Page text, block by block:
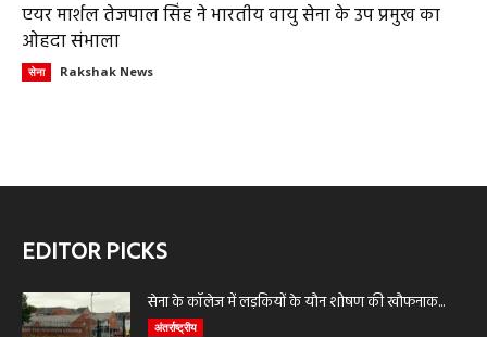
एयर मार्शल तेजपाल सिंह ने भारतीय वायु सेना के उप प्रमुख का
ओहदा संभाला
सेना Rakshak News
EDITOR PICKS
सेना के कॉलेज में लड़कियों के यौन शोषण की खौफनाक...
अंतर्राष्ट्रीय